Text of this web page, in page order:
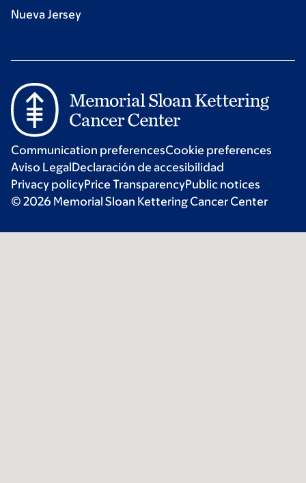
Nueva Jersey
Communication preferencesCookie preferences
Aviso LegalDeclaración de accesibilidad
Privacy policyPrice TransparencyPublic notices
© 2026 Memorial Sloan Kettering Cancer Center